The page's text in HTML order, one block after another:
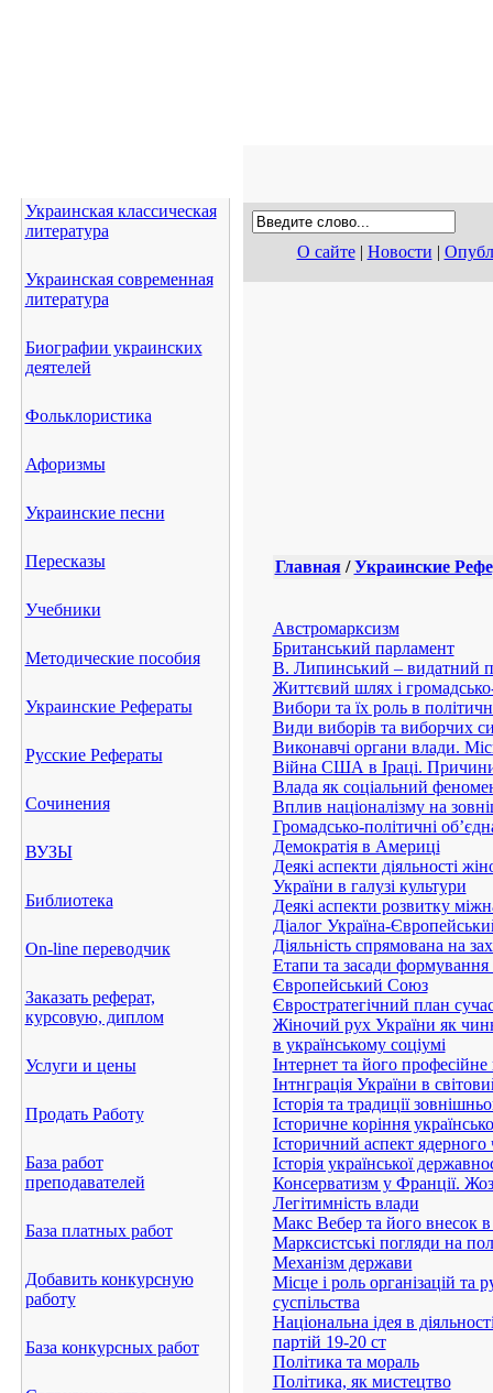
Украинская классическая
литература
Украинская современная
литература
Биографии украинских
деятелей
Фольклористика
Афоризмы
Украинские песни
Пересказы
Учебники
Методические пособия
Украинские Рефераты
Русские Рефераты
Сочинения
ВУЗЫ
Библиотека
On-line переводчик
Заказать реферат,
курсовую, диплом
Услуги и цены
Продать Работу
База работ
преподавателей
База платных работ
Добавить конкурсную
работу
База конкурсных работ
О сайте| Новости |
Главная/Украинские
Австромарксизм
Британський парламент
В. Липинський – видатний
Життєвий шлях і громадсько-
Вибори та їх роль в
Види виборів та виборчих
Виконавчі органи влади.
Війна США в Іраці. Причини
Влада як соціальний
Вплив націоналізму на
Громадсько-політичні
Демократія в Америці
Деякі аспекти діяльності
України в галузі культури
Деякі аспекти розвитку
Діалог Україна-
Діяльність спрямована на
Етапи та засади
Європейський Союз
Євростратегічний план
Жіночий рух України як
в українському соціумі
Інтернет та його
Інтнграція України в
Історiя та традицiї
Історичне коріння
Історичний аспект
Історія української
Консерватизм у Франції.
Легітимність влади
Макс Вебер та його внесок в
Марксистські погляди на
Механізм держави
Місце і роль організацій та
суспільства
Національна ідея в
партій 19-20 ст
Політика та мораль
Політика, як мистецтво